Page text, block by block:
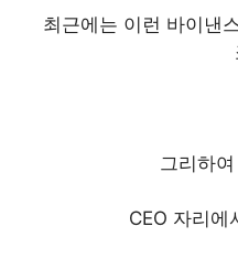
최근에는 이런 바이낸
그리하
CEO 자리에